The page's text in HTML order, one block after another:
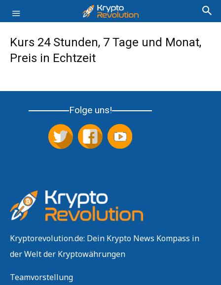
Kurs 24 Stunden, 7 Tage und Monat,
Preis in Echtzeit
Folge uns!
Kryptorevolution.de: Dein Krypto News Kompass in
der Welt der Kryptowährungen
Teamvorstellung